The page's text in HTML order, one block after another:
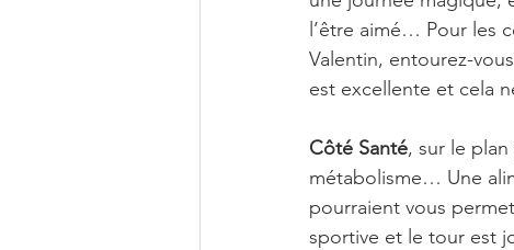
l’être aimé… Pour les
Valentin, entourez-
est excellente et cela
Côté Santé, sur le
métabolisme… Une
pourraient vous
sportive et le tour est